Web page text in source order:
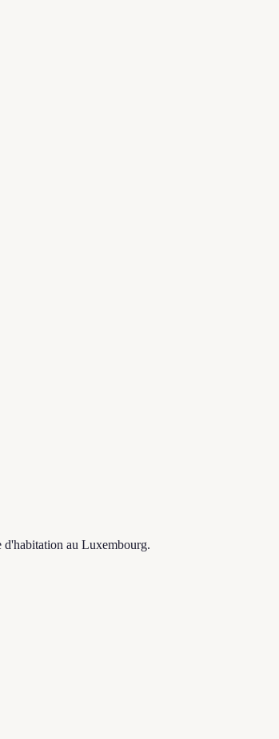
d'habitation au Luxembourg.